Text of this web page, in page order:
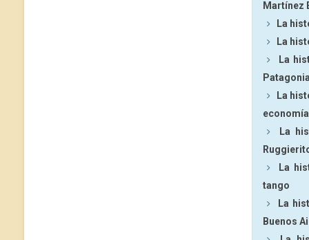
Martínez
La
La
La
La
economía
La
La
tango
La
Buenos